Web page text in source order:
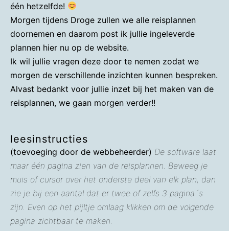
één hetzelfde!
Morgen tijdens Droge zullen we alle reisplannen
doornemen en daarom post ik jullie ingeleverde
plannen hier nu op de website.
Ik wil jullie vragen deze door te nemen zodat we
morgen de verschillende inzichten kunnen bespreken.
Alvast bedankt voor jullie inzet bij het maken van de
reisplannen, we gaan morgen verder!!
leesinstructies
(toevoeging door de webbeheerder) De software laat
maar één pagina zien van de reisplannen. Beweeg je
muis of cursor over het onderste deel van elk plan, dan
zie je bij een aantal dat er twee of zelfs 3 pagina´s
zijn. Even op het pijltje omlaag klikken om de volgende
pagina zichtbaar te maken.